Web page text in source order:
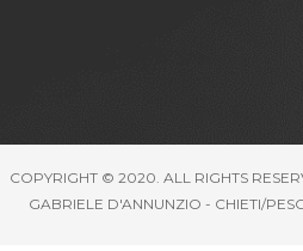
COPYRIGHT © 2020. ALL RIGHTS
GABRIELE D'ANNUNZIO - CHIETI/